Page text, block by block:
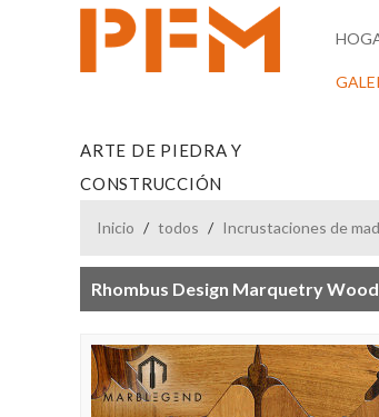
ARTE DE PIEDRA Y
CONSTRUCCIÓN
Inicio / todos / Incrustaciones de
Rhombus Design Marquetry